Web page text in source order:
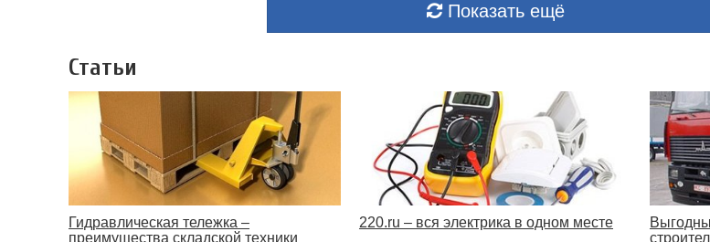
Показать ещё
Статьи
Гидравлическая тележка –
преимущества складской техники
220.ru – вся электрика в одном месте